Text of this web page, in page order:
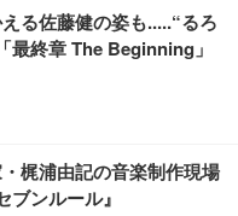
る佐藤健の姿も.....“るろ
最終章 The Beginning」
・梶浦由記の音楽制作現場
ブンルール』